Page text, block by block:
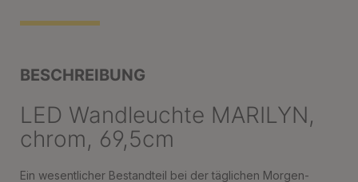
BESCHREIBUNG
LED Wandleuchte MARILYN,
chrom, 69,5cm
Ein wesentlicher Bestandteil bei der täglichen Morgen-